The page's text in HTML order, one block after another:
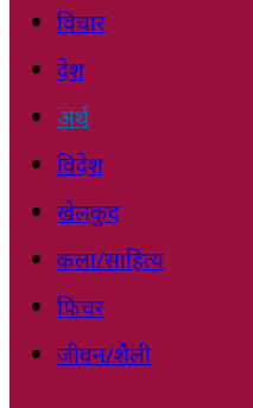
विचार
देश
अर्थ
विदेश
खेलकुद
कला/साहित्य
फिचर
जीवन/शैली